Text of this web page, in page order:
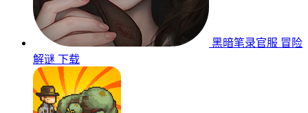
黑暗笔录官服 冒险
解谜 下载